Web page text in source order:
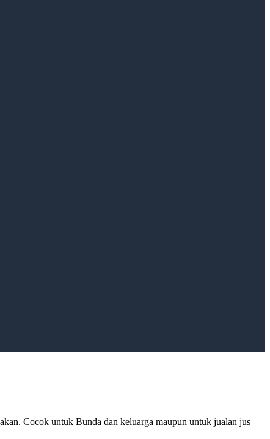
Cocok untuk Bunda dan keluarga maupun untuk jualan jus